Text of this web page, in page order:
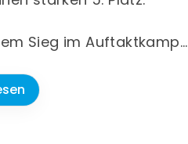
Sieg im Auftaktkamp…